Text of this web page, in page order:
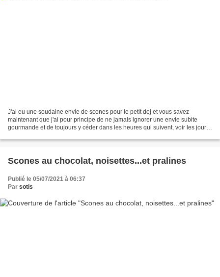
J'ai eu une soudaine envie de scones pour le petit dej et vous savez
maintenant que j'ai pour principe de ne jamais ignorer une envie subite
gourmande et de toujours y céder dans les heures qui suivent, voir les jours
Scones au chocolat, noisettes...et pralines
Publié le 05/07/2021 à 06:37
Par sotis